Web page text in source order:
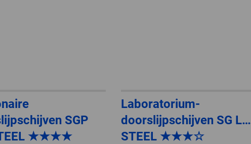
SGP
★★★★
Laboratorium-
doorslijpschijven SG LAB
STEEL ★★★☆